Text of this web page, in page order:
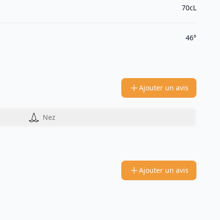
70cL
46°
Ajouter un avis
Nez
Ajouter un avis